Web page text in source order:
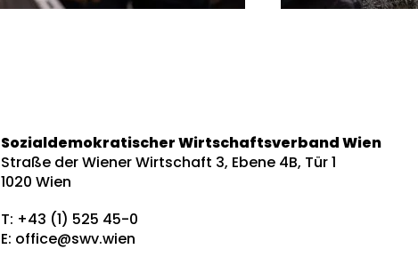
Sozialdemokratischer Wirtschaftsverband Wien
Straße der Wiener Wirtschaft 3, Ebene 4B, Tür 1
1020 Wien
T: +43 (1) 525 45-0
E: office@swv.wien